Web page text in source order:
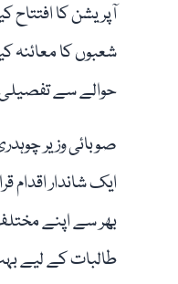
آپریشن کا
شعبوں کا معائنہ
حوالے سے
صوبائی وزیر
ایک شاندار اقدام
بھر سے اپنے
طالبات کے لیے